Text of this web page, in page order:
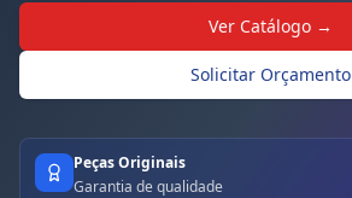
Ver Catálogo →
Solicitar Orçamento
Peças Originais
Garantia de qualidade